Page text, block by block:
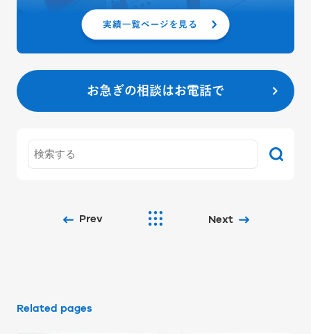
お急ぎの相談はお電話で
Prev Next
Related pages